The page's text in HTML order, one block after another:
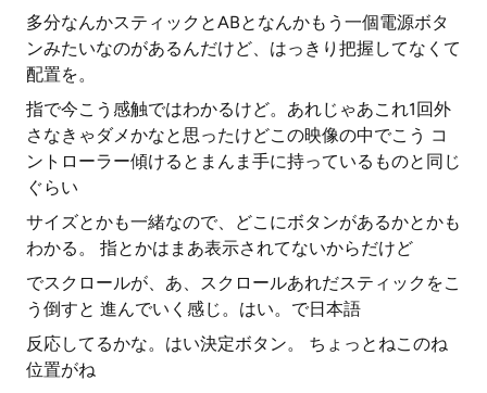
多分なんかスティックとABとなんかもう一個電源ボタ
ンみたいなのがあるんだけど、はっきり把握してなくて
配置を。
指で今こう感触ではわかるけど。あれじゃあこれ1回外
さなきゃダメかなと思ったけどこの映像の中でこう コ
ントローラー傾けるとまんま手に持っているものと同じ
ぐらい
サイズとかも一緒なので、どこにボタンがあるかとかも
わかる。 指とかはまあ表示されてないからだけど
でスクロールが、あ、スクロールあれだスティックをこ
う倒すと 進んでいく感じ。はい。で日本語
反応してるかな。はい決定ボタン。 ちょっとねこのね
位置がね